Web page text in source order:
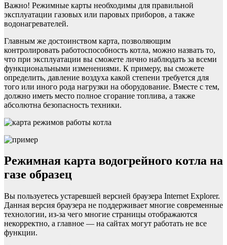
Важно! Режимные карты необходимы для правильной
эксплуатации газовых или паровых приборов, а также
водонагревателей.
Главным же достоинством карта, позволяющим
контролировать работоспособность котла, можно назвать то,
что при эксплуатации вы сможете лично наблюдать за всеми
функциональными изменениями. К примеру, вы сможете
определить, давление воздуха какой степени требуется для
того или иного рода нагрузки на оборудование. Вместе с тем,
должно иметь место полное сгорание топлива, а также
абсолютна безопасность техники.
Режимная карта водогрейного котла на
газе образец
Вы пользуетесь устаревшей версией браузера Internet Explorer.
Данная версия браузера не поддерживает многие современные
технологии, из-за чего многие страницы отображаются
некорректно, а главное — на сайтах могут работать не все
функции.